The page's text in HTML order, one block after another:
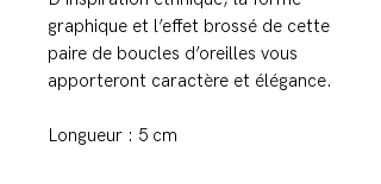
graphique et l’effet brossé de cette
paire de boucles d’oreilles vous
apporteront caractère et élégance.
Longueur : 5 cm